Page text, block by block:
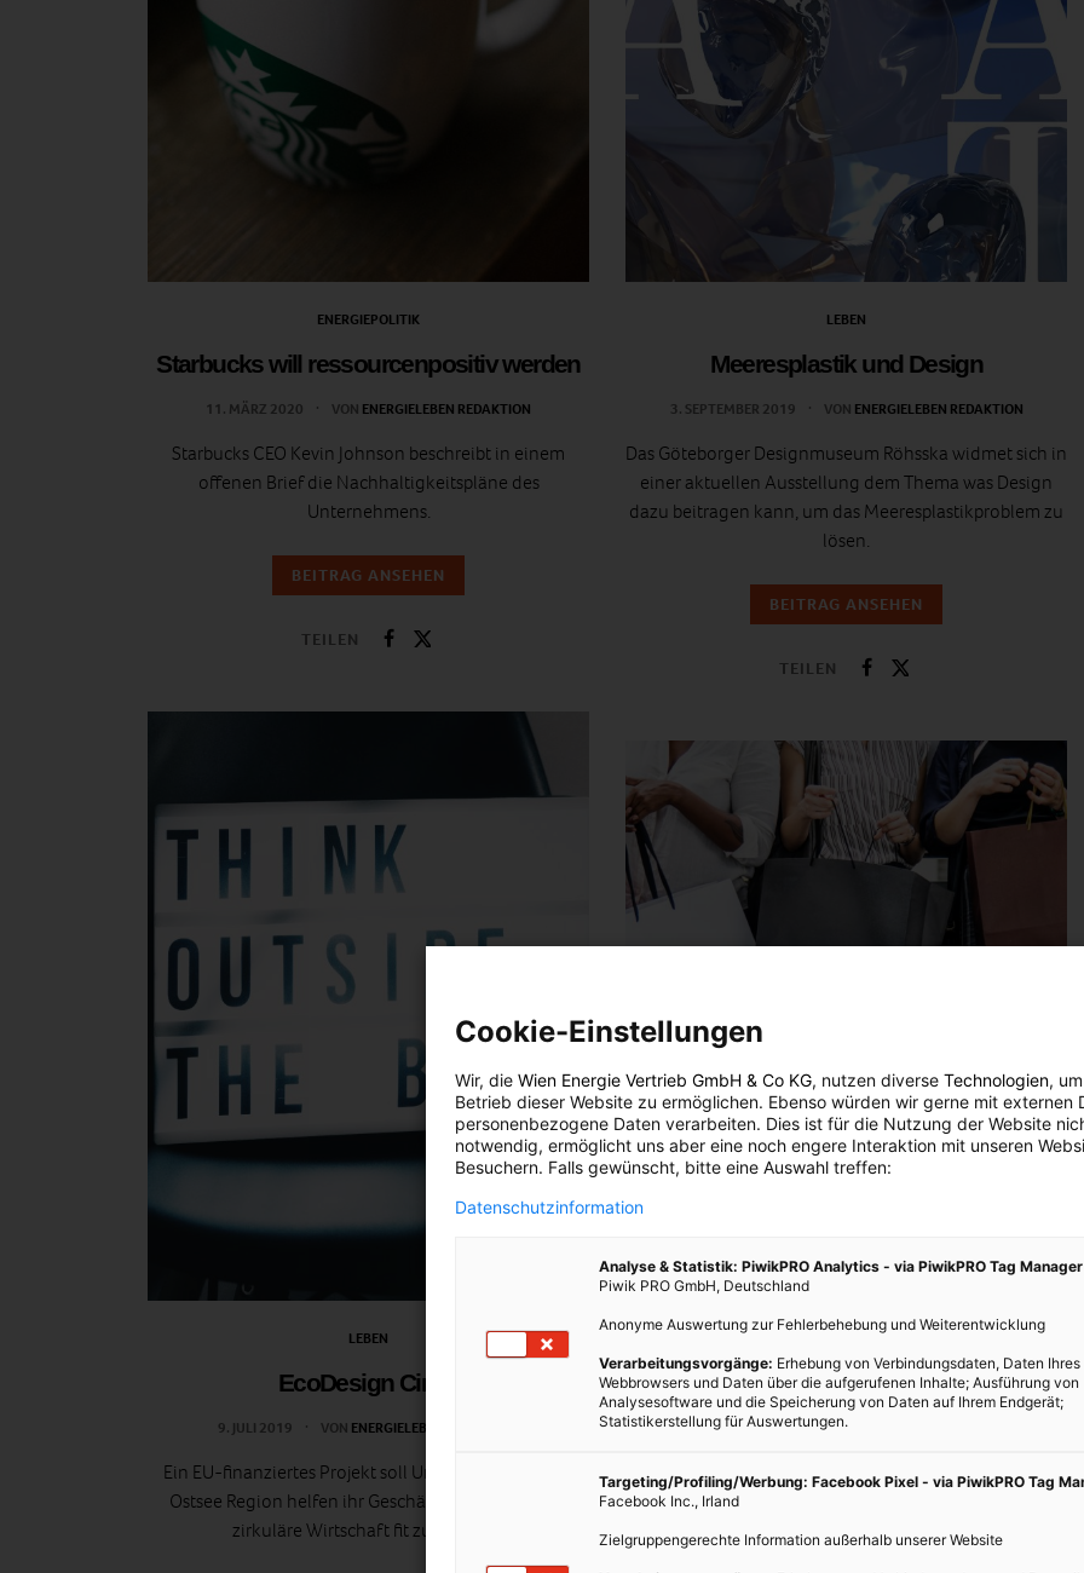
ENERGIEPOLITIK
Starbucks will ressourcenpositiv werden
11. MÄRZ 2020 VON ENERGIELEBEN REDAKTION
Starbucks CEO Kevin Johnson beschreibt in einem
offenen Brief die Nachhaltigkeitspläne des
Unternehmens.
BEITRAG ANSEHEN
TEILEN
LEBEN
EcoDesign Circle
9. JULI 2019 VON ENERGIELEBEN REDAKTION
Ein EU-finanziertes Projekt soll Unternehmen in der
Ostsee Region helfen ihr Geschäftsmodell für eine
zirkuläre Wirtschaft fit zu machen.
LEBEN
Meeresplastik und Design
3. SEPTEMBER 2019 VON ENERGIELEBEN REDAKTION
Das Göteborger Designmuseum Röhsska widmet sich in
einer aktuellen Ausstellung dem Thema was Design
dazu beitragen kann, um das Meeresplastikproblem zu
lösen.
BEITRAG ANSEHEN
TEILEN
MODE
Fast Fashion
Die Modeindustrie verleitet uns zum schnellen Kauf
von immer mehr neuer Kleidung.
Cookie-Einstellungen
Wir, die Wien Energie Vertrieb GmbH & Co KG, nutzen diverse Technologien,
Betrieb dieser Website zu ermöglichen. Ebenso würden wir gerne mit externen
personenbezogene Daten verarbeiten. Dies ist für die Nutzung der Website
notwendig, ermöglicht uns aber eine noch engere Interaktion mit unseren
Besuchern. Falls gewünscht, bitte eine Auswahl treffen:
Datenschutzinformation
Analyse & Statistik: PiwikPRO Analytics - via PiwikPRO Tag Manager
Piwik PRO GmbH, Deutschland
Anonyme Auswertung zur Fehlerbehebung und Weiterentwicklung
Verarbeitungsvorgänge: Erhebung von Verbindungsdaten, Daten Ihres
Webbrowsers und Daten über die aufgerufenen Inhalte; Ausführung von
Analysesoftware und die Speicherung von Daten auf Ihrem Endgerät;
Statistikerstellung für Auswertungen.
Targeting/Profiling/Werbung: Facebook Pixel - via PiwikPRO Tag
Facebook Inc., Irland
Zielgruppengerechte Information außerhalb unserer Website